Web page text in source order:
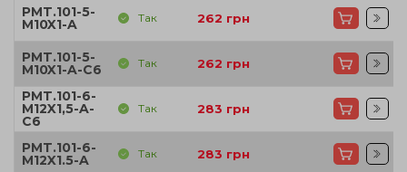
PMT.101-5-
M10X1-A Так 262 грн
PMT.101-5-
M10X1-A-C6 Так 262 грн
PMT.101-6-
M12X1,5-A-
C6
Так 283 грн
PMT.101-6-
M12X1.5-A Так 283 грн